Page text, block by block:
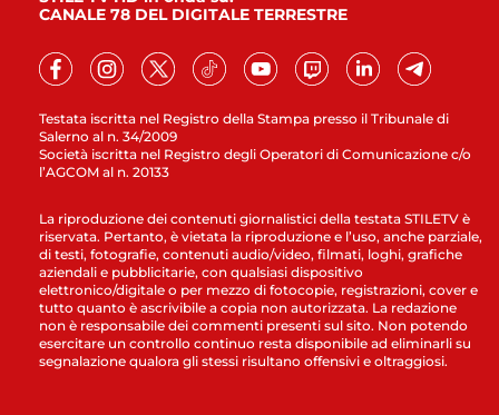
Testata iscritta nel Registro della Stampa presso il Tribunale di
Salerno al n. 34/2009
Società iscritta nel Registro degli Operatori di Comunicazione c/o
l’AGCOM al n. 20133
CANALE 78 DEL DIGITALE TERRESTRE
La riproduzione dei contenuti giornalistici della testata STILETV è
riservata. Pertanto, è vietata la riproduzione e l’uso, anche parziale,
di testi, fotografie, contenuti audio/video, filmati, loghi, grafiche
aziendali e pubblicitarie, con qualsiasi dispositivo
elettronico/digitale o per mezzo di fotocopie, registrazioni, cover e
tutto quanto è ascrivibile a copia non autorizzata. La redazione
non è responsabile dei commenti presenti sul sito. Non potendo
esercitare un controllo continuo resta disponibile ad eliminarli su
segnalazione qualora gli stessi risultano offensivi e oltraggiosi.